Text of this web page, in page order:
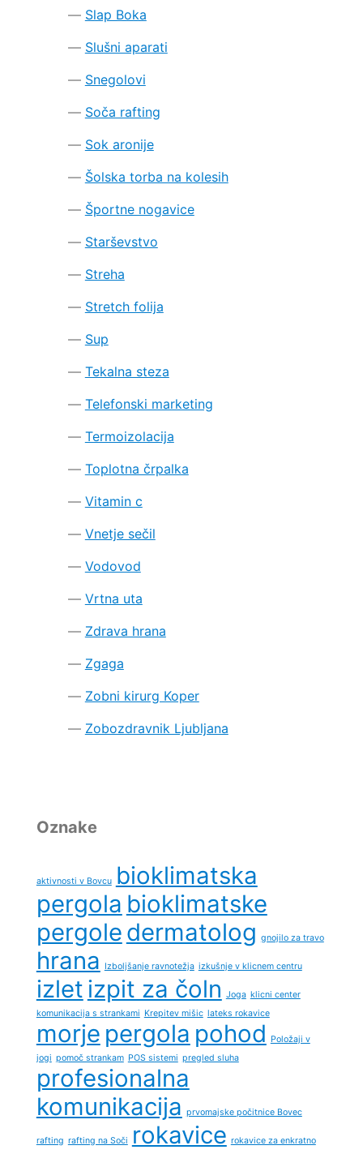
Slap Boka
Slušni aparati
Snegolovi
Soča rafting
Sok aronije
Šolska torba na kolesih
Športne nogavice
Starševstvo
Streha
Stretch folija
Sup
Tekalna steza
Telefonski marketing
Termoizolacija
Toplotna črpalka
Vitamin c
Vnetje sečil
Vodovod
Vrtna uta
Zdrava hrana
Zgaga
Zobni kirurg Koper
Zobozdravnik Ljubljana
Oznake
aktivnosti v Bovcu bioklimatska
pergola bioklimatske
pergole dermatolog gnojilo za travo
hrana Izboljšanje ravnotežja izkušnje v klicnem centru
izlet izpit za čoln Joga klicni center
komunikacija s strankami Krepitev mišic lateks rokavice
morje pergola pohod
Položaji v
jogi pomoč strankam POS sistemi pregled sluha
profesionalna
komunikacija prvomajske počitnice Bovec
rafting rafting na Soči rokavice rokavice za enkratno